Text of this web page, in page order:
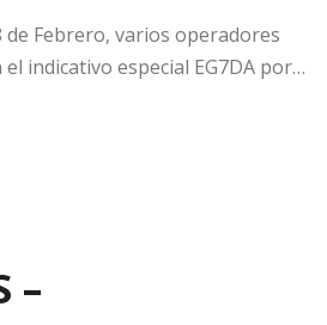
de Febrero, varios operadores
indicativo especial EG7DA por…
–